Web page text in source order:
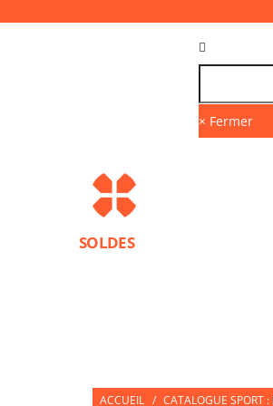
× Fermer
SOLDES
ACCUEIL / CATALOGUE SPORT